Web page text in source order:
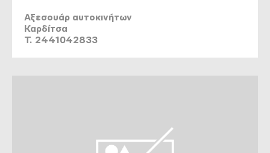
Αξεσουάρ αυτοκινήτων
Καρδίτσα
T. 2441042833